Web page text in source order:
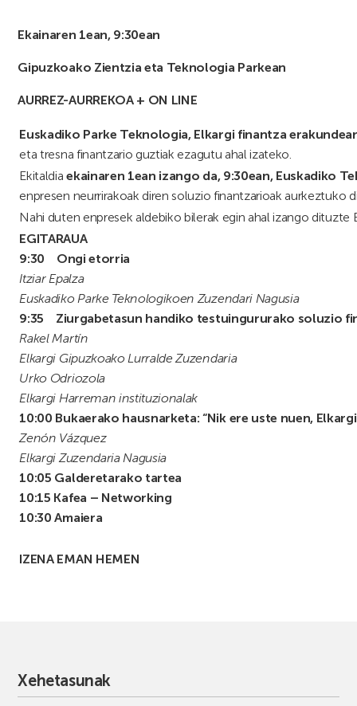
Ekainaren 1ean, 9:30ean
Gipuzkoako Zientzia eta Teknologia Parkean
AURREZ-AURREKOA + ON LINE
Euskadiko Parke Teknologia, Elkargi finantza
eta tresna finantzario guztiak ezagutu ahal izateko.
Ekitaldiaekainaren 1ean izango da, 9:30ean, Euskadiko
enpresen neurrirakoak diren soluzio finantzarioak aurkeztuko
Nahi duten enpresek aldebiko bilerak egin ahal izango
EGITARAUA
9:30 Ongi etorria
Itziar Epalza
Euskadiko Parke Teknologikoen Zuzendari Nagusia
9:35 Ziurgabetasun handiko testuingururako soluzio
Rakel Martín
Elkargi Gipuzkoako Lurralde Zuzendaria
Urko Odriozola
Elkargi Harreman instituzionalak
10:00 Bukaerako hausnarketa: “Nik ere uste nuen,
Zenón Vázquez
Elkargi Zuzendaria Nagusia
10:05 Galderetarako tartea
10:15 Kafea – Networking
10:30 Amaiera
IZENA EMAN HEMEN
Xehetasunak